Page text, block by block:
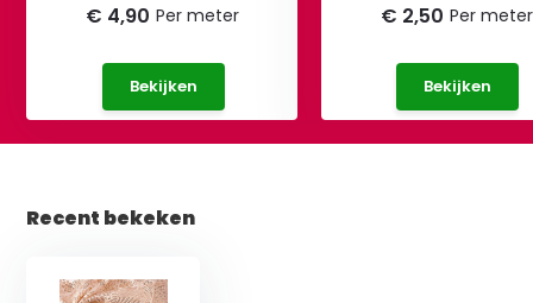
€ 4,90 Per meter
Bekijken
€ 2,50 Per meter
Bekijken
Recent bekeken